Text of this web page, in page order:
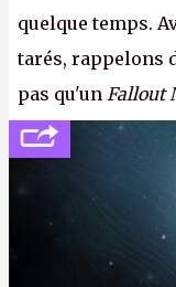
quelque temps.
tarés, rappelons
pas qu'un Fallout
développement
peut-être sur
Lapins Crétins)
le même studio
peut